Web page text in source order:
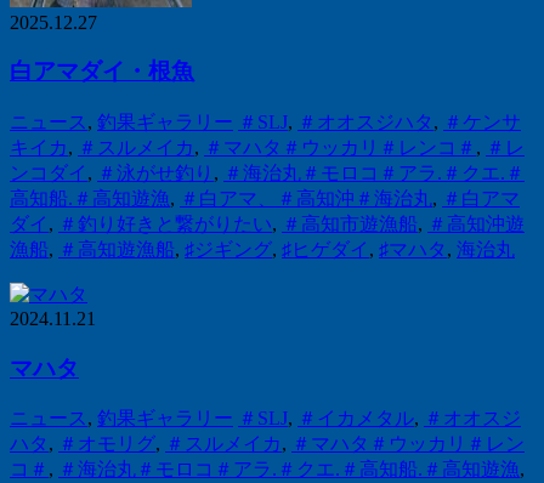
2025.12.27
白アマダイ・根魚
ニュース , 釣果ギャラリー ＃SLJ, ＃オオスジハタ , ＃ケンサ
キイカ, ＃スルメイカ, ＃マハタ＃ウッカリ＃レンコ＃ , ＃レ
ンコダイ , ＃泳がせ釣り , ＃海治丸＃モロコ＃アラ.＃クエ.＃
高知船.＃高知遊漁, ＃白アマ、＃高知沖＃海治丸, ＃白アマ
ダイ , ＃釣り好きと繋がりたい, ＃高知市遊漁船, ＃高知沖遊
漁船, ＃高知遊漁船, ♯ジギング, ♯ヒゲダイ , ♯マハタ , 海治丸
2024.11.21
マハタ
ニュース, 釣果ギャラリー ＃SLJ, ＃イカメタル, ＃オオスジ
ハタ , ＃オモリグ, ＃スルメイカ, ＃マハタ＃ウッカリ＃レン
コ＃ , ＃海治丸＃モロコ＃アラ.＃クエ.＃高知船.＃高知遊漁,